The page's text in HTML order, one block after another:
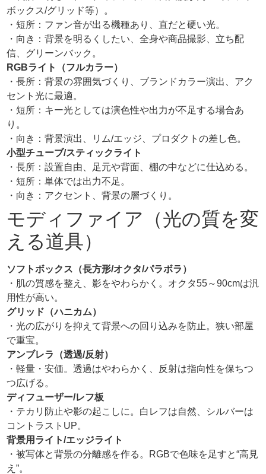
ボックス/グリッド等）。
・短所：ファン音が出る機種あり、直だと硬い光。
・向き：背景を明るくしたい、全身や商品撮影、立ち配
信、グリーンバック。
RGBライト（フルカラー）
・長所：背景の雰囲気づくり、ブランドカラー演出、アク
セント光に最適。
・短所：キー光としては演色性や出力が不足する場合あ
り。
・向き：背景演出、リム/エッジ、プロダクトの差し色。
小型チューブ/スティックライト
・長所：設置自由、足元や背面、棚の中などに仕込める。
・短所：単体では出力不足。
・向き：アクセント、背景の層づくり。
モディファイア（光の質を変
える道具）
ソフトボックス（長方形/オクタ/パラボラ）
・肌の質感を整え、影をやわらかく。オクタ55～90cmは汎
用性が高い。
グリッド（ハニカム）
・光の広がりを抑えて背景への回り込みを防止。狭い部屋
で重宝。
アンブレラ（透過/反射）
・軽量・安価。透過はやわらかく、反射は指向性を保ちつ
つ広げる。
ディフューザー/レフ板
・テカリ防止や影の起こしに。白レフは自然、シルバーは
コントラストUP。
背景用ライト/エッジライト
・被写体と背景の分離感を作る。RGBで色味を足すと“高見
え”。